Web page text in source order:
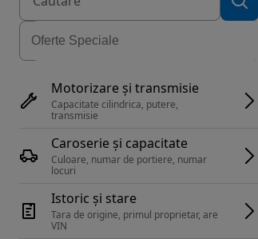
Motorizare și transmisie
Capacitate cilindrica, putere,
transmisie
Caroserie și capacitate
Culoare, numar de portiere, numar
locuri
Istoric și stare
Tara de origine, primul proprietar, are